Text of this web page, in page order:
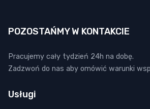
POZOSTAŃMY W KONTAKCIE
Pracujemy cały tydzień 24h na dobę.
Zadzwoń do nas aby omówić warunki
Usługi